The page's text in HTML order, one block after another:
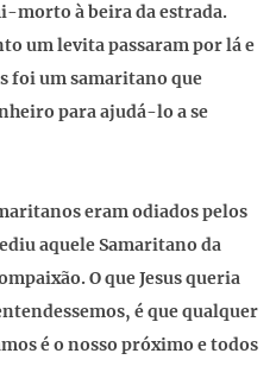
morto à beira da estrada.
um levita passaram por lá e
foi um samaritano que
para ajudá-lo a se
eram odiados pelos
aquele Samaritano da
O que Jesus queria
é que qualquer
é o nosso próximo e todos